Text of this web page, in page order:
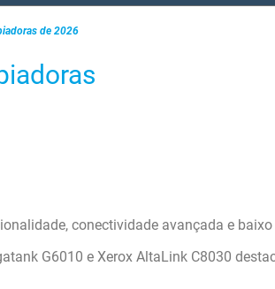
de 2026
conectividade avançada e
G6010 e Xerox AltaLink C8030